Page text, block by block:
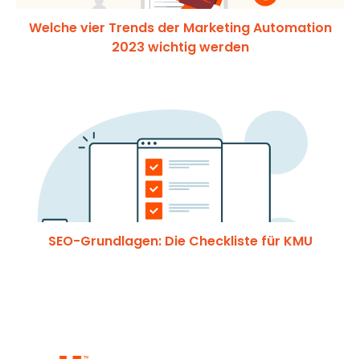
Welche vier Trends der Marketing Automation
2023 wichtig werden
SEO-Grundlagen: Die Checkliste für KMU